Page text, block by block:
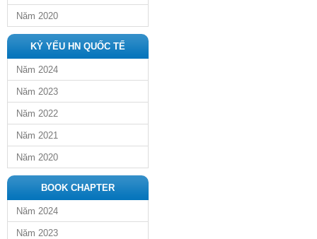
Năm 2020
KỶ YẾU HN QUỐC TẾ
Năm 2024
Năm 2023
Năm 2022
Năm 2021
Năm 2020
BOOK CHAPTER
Năm 2024
Năm 2023